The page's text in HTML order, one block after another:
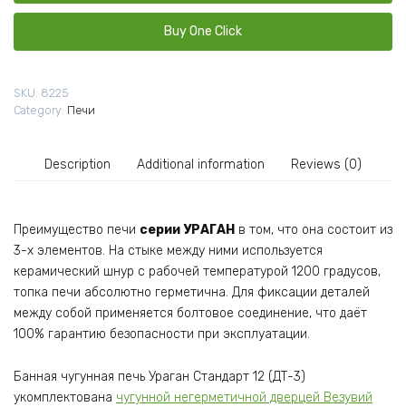
quantity
Buy One Click
SKU: 8225
Category: Печи
Description Additional information Reviews (0)
Преимущество печи серии УРАГАН в том, что она состоит из
3-х элементов. На стыке между ними используется
керамический шнур с рабочей температурой 1200 градусов,
топка печи абсолютно герметична. Для фиксации деталей
между собой применяется болтовое соединение, что даёт
100% гарантию безопасности при эксплуатации.
Банная чугунная печь Ураган Стандарт 12 (ДТ-3)
укомплектована чугунной негерметичной дверцей Везувий